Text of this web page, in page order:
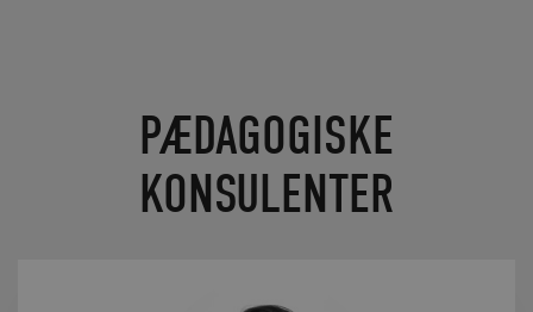
PÆDAGOGISKE
KONSULENTER